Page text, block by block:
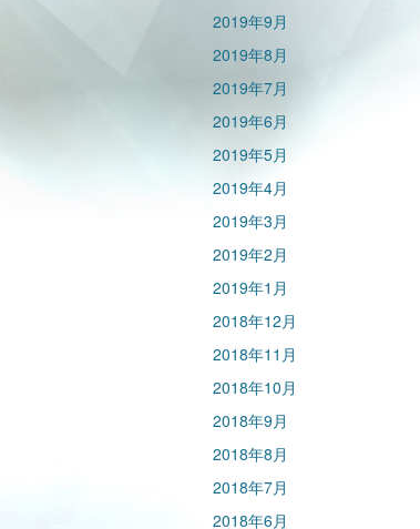
2019年9月
2019年8月
2019年7月
2019年6月
2019年5月
2019年4月
2019年3月
2019年2月
2019年1月
2018年12月
2018年11月
2018年10月
2018年9月
2018年8月
2018年7月
2018年6月